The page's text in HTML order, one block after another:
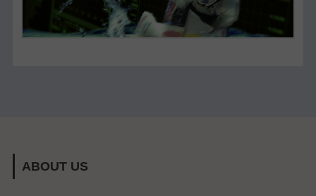
ABOUT US